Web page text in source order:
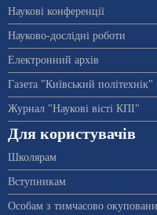
Наукові конференції
Науково-дослідні роботи
Електронний архів
Газета "Київський політехнік"
Журнал "Наукові вісті КПІ"
Для користувачів
Школярам
Вступникам
Особам з тимчасово